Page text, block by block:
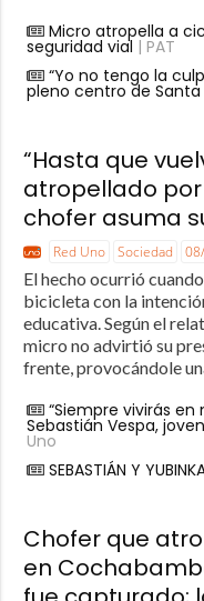
Micro atropella a
seguridad vial | PAT
“Yo no tengo la
pleno centro de Santa
“Hasta que
atropellado
chofer asuma
Red Uno Sociedad
El hecho ocurrió
bicicleta con la
educativa. Según el
micro no advirtió su
frente, provocándole
“Siempre vivirás en
Sebastián Vespa,
Uno
SEBASTIÁN Y
Chofer que
en